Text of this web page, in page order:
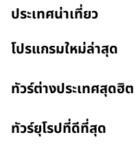
ประเทศน่าเที่ยว
โปรแกรมใหม่ล่าสุด
ทัวร์ต่างประเทศสุดฮิต
ทัวร์ยุโรปที่ดีที่สุด